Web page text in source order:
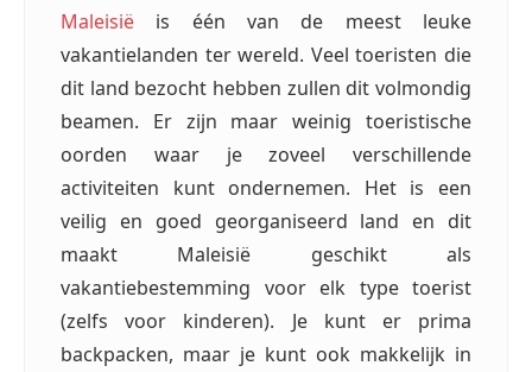
Maleisië is één van de meest leuke
vakantielanden ter wereld. Veel toeristen die
dit land bezocht hebben zullen dit volmondig
beamen. Er zijn maar weinig toeristische
oorden waar je zoveel verschillende
activiteiten kunt ondernemen. Het is een
veilig en goed georganiseerd land en dit
maakt Maleisië geschikt als
vakantiebestemming voor elk type toerist
(zelfs voor kinderen). Je kunt er prima
backpacken, maar je kunt ook makkelijk in